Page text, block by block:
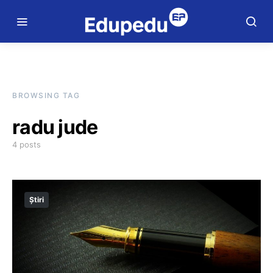
BROWSING TAG
radu jude
4 posts
Știri